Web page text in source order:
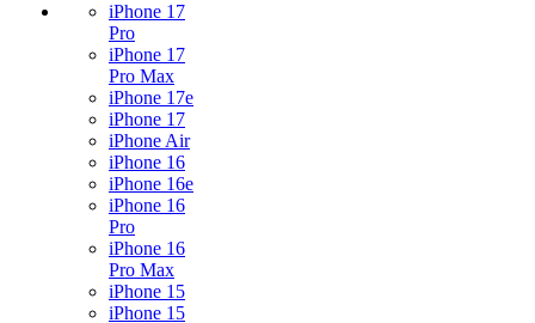
iPhone 17
Pro
iPhone 17
Pro Max
iPhone 17e
iPhone 17
iPhone Air
iPhone 16
iPhone 16e
iPhone 16
Pro
iPhone 16
Pro Max
iPhone 15
iPhone 15